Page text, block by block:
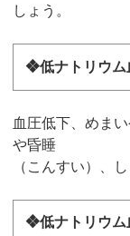
しょう。
❖低ナトリウム
血圧低下、めま
や昏睡
（こんすい）、
❖低ナトリウム